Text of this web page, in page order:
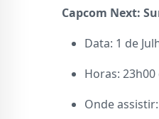
Capcom Next:
Data: 1 de
Horas:
Onde assistir: